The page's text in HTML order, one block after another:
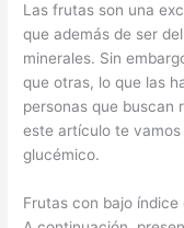
Las frutas son una
que además de ser
minerales. Sin
que otras, lo que las
personas que buscan
este artículo te
glucémico.
Frutas con bajo índice